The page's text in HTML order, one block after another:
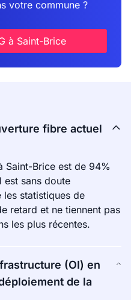
votre commune ?
à Saint-Brice
fibre actuel
Saint-Brice est de 94%
est sans doute
les statistiques de
retard et ne tiennent pas
les plus récentes.
(OI) en
de la